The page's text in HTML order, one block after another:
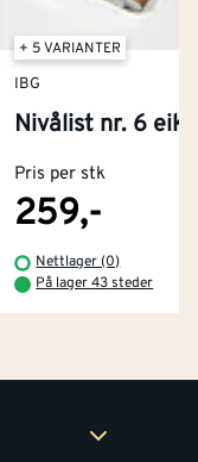
+ 5 VARIANTER
IBG
Nivålist nr. 6 eik
Pris per stk
259,-
Nettlager (0)
På lager 43 steder